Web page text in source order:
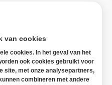
van cookies
cookies. In het geval van het
ook cookies gebruikt voor
site, met onze analysepartners,
combineren met andere